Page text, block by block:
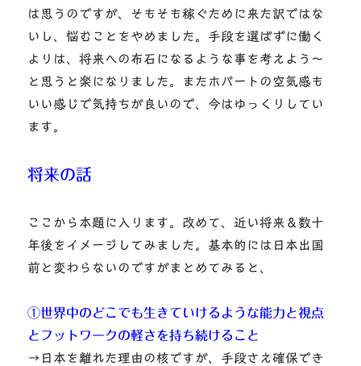
は思うのですが、そもそも稼ぐために来た訳ではな
いし、悩むことをやめました。手段を選ばずに働く
よりは、将来への布石になるような事を考えよう～
と思うと楽になりました。またホバートの空気感も
いい感じで気持ちが良いので、今はゆっくりしてい
ます。
将来の話
ここから本題に入ります。改めて、近い将来＆数十
年後をイメージしてみました。基本的には日本出国
前と変わらないのですがまとめてみると、
①世界中のどこでも生きていけるような能力と視点
とフットワークの軽さを持ち続けること
→日本を離れた理由の核ですが、手段さえ確保でき